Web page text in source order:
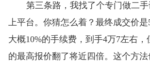
第三条路，我找了个专门做二
上平台。你猜怎么着？最终成交价
大概10%的手续费，到手4万7左右
的最高报价翻了将近四倍。这个方